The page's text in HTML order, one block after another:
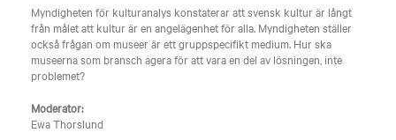
Myndigheten för kulturanalys konstaterar att svensk kultur är långt
från målet att kultur är en angelägenhet för alla. Myndigheten ställer
också frågan om museer är ett gruppspecifikt medium. Hur ska
museerna som bransch agera för att vara en del av lösningen, inte
problemet?
Moderator:
Ewa Thorslund